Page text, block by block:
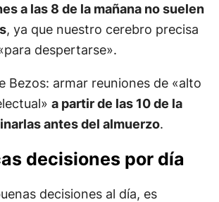
a las 8 de la mañana no suelen
, ya que nuestro cerebro precisa
despertarse».
Bezos: armar reuniones de «alto
a partir de las 10 de la
antes del almuerzo.
decisiones por día
decisiones al día, es